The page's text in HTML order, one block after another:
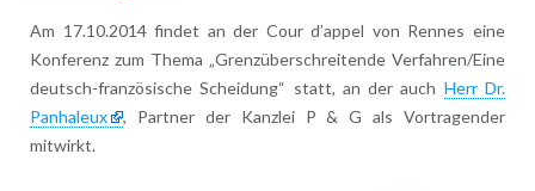
Am 17.10.2014 findet an der Cour d’appel von Rennes eine
Konferenz zum Thema „Grenzüberschreitende Verfahren/Eine
deutsch-französische Scheidung“ statt, an der auch Herr Dr.
Panhaleux
, Partner der Kanzlei P & G als Vortragender
mitwirkt.